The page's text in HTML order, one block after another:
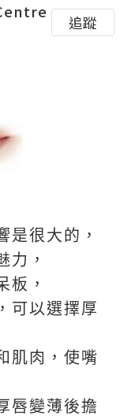
追蹤
是很大的，
力，
板，
可以選擇厚
肌肉，使嘴
唇變薄後擔